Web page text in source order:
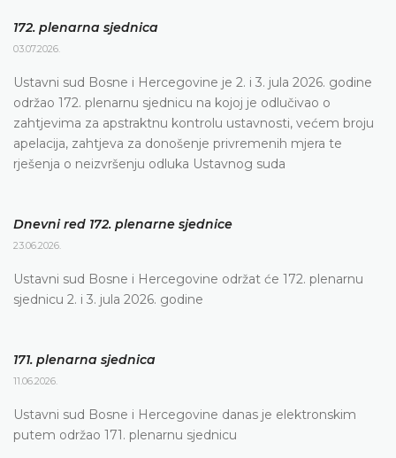
172. plenarna sjednica
03.07.2026.
Ustavni sud Bosne i Hercegovine je 2. i 3. jula 2026. godine
održao 172. plenarnu sjednicu na kojoj je odlučivao o
zahtjevima za apstraktnu kontrolu ustavnosti, većem broju
apelacija, zahtjeva za donošenje privremenih mjera te
rješenja o neizvršenju odluka Ustavnog suda
Dnevni red 172. plenarne sjednice
23.06.2026.
Ustavni sud Bosne i Hercegovine održat će 172. plenarnu
sjednicu 2. i 3. jula 2026. godine
171. plenarna sjednica
11.06.2026.
Ustavni sud Bosne i Hercegovine danas je elektronskim
putem održao 171. plenarnu sjednicu